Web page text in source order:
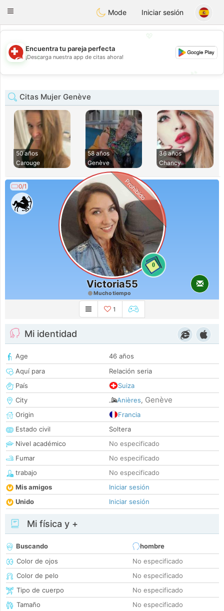
Suissi
Toggle
Mode Iniciar sesión
💖
💕
Encuentra tu pareja perfecta
¡Descarga nuestra app de citas ahora!
Citas Mujer Genève
50 años
Carouge
58 años
Genève
36 años
Chancy
0/1
0
Prohibido
Victoria55
Mucho tiempo
1
Mi identidad
Age
46 años
Aquí para
Relación seria
País
Suiza
City
Anières, Genève
Origin
Francia
Estado civil
Soltera
Nivel académico
No especificado
Fumar
No especificado
trabajo
No especificado
Mis amigos
Iniciar sesión
Unido
Iniciar sesión
Mi física y +
Buscando
hombre
Color de ojos
No especificado
Color de pelo
No especificado
Tipo de cuerpo
No especificado
Tamaño
No especificado